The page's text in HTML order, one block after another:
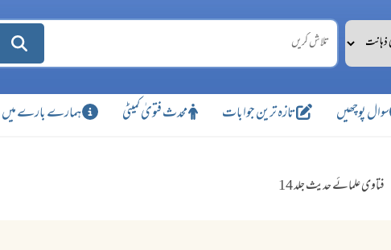
سوال پوچھیں تازہ ترین جوابات محدث فتویٰ کمیٹی ہمارے بارے میں
فتاوی علمائے حدیث جلد 14